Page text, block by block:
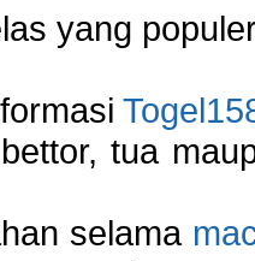
yang
tua
selama